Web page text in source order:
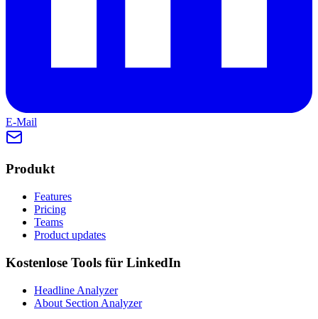
E-Mail
Produkt
Features
Pricing
Teams
Product updates
Kostenlose Tools für LinkedIn
Headline Analyzer
About Section Analyzer